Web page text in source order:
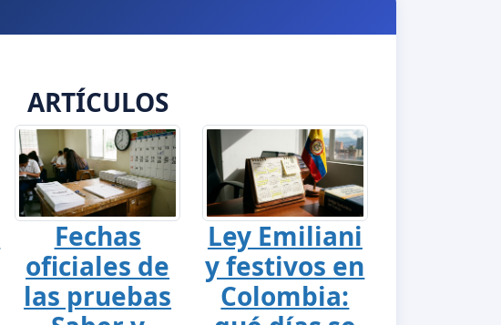
ARTÍCULOS
Fechas
oficiales de
las pruebas
Ley Emiliani
y festivos en
Colombia: